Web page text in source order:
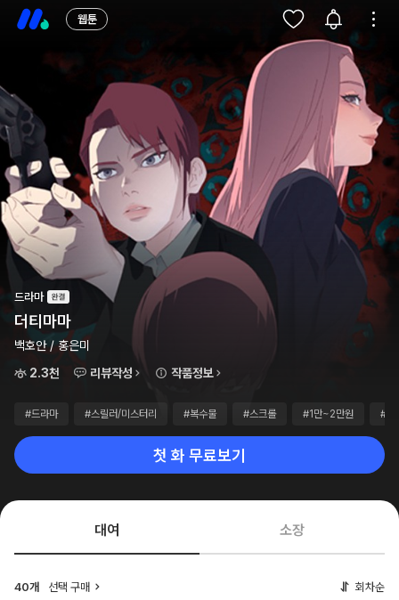
웹툰
드라마
더티마마
백호안 / 홍은미
2.3천
리뷰작성 작품정보
#드라마 #스릴러/미스터리 #복수물 #스크롤 #1만~2만원 #10
첫 화 무료보기
대여 소장
40개 선택 구매 회차순